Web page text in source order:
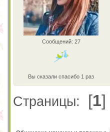
Сообщений: 27
Вы сказали спасибо 1 раз
Страницы: [1]